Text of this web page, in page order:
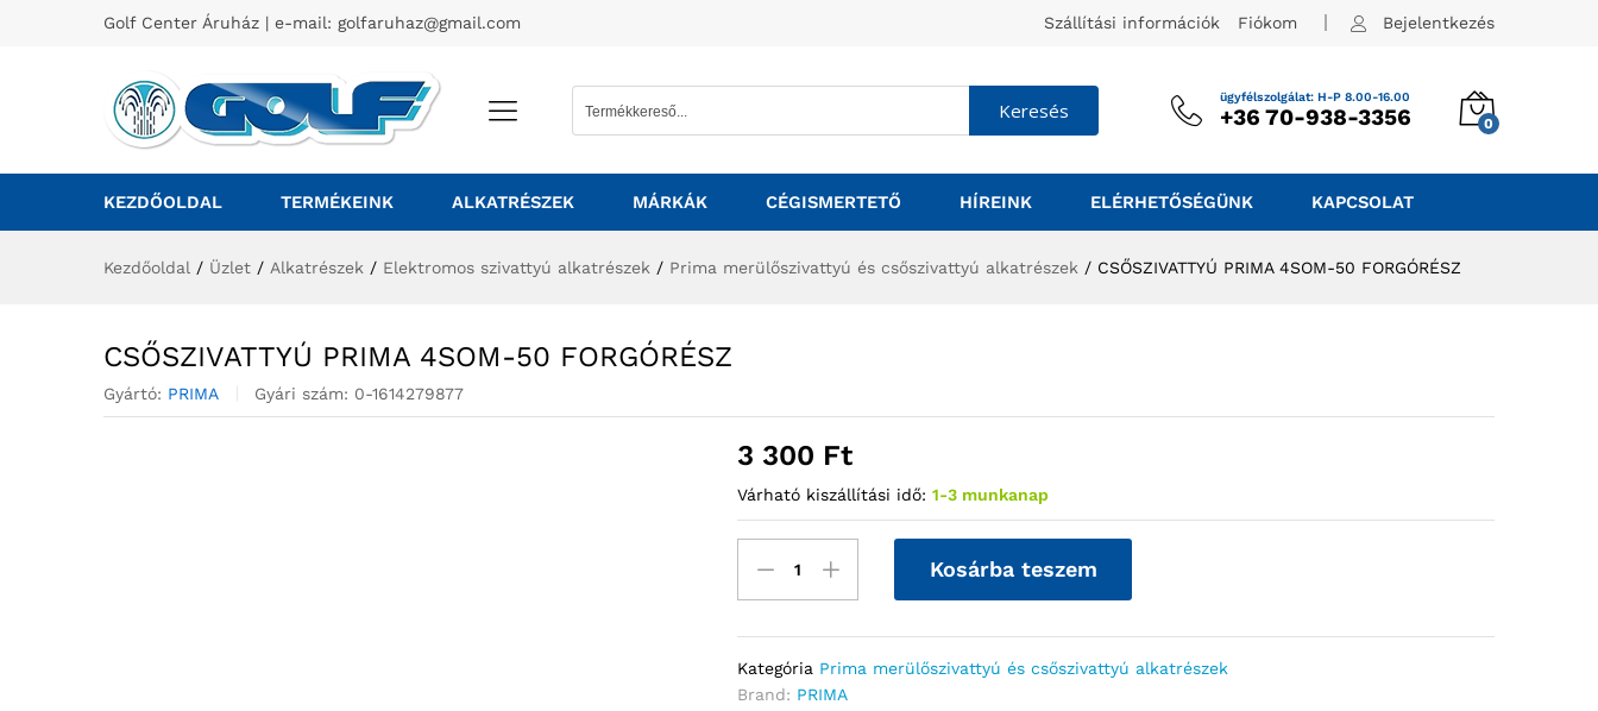
Golf Center Áruház | e-mail: golfaruhaz@gmail.com Szállítási információk Fiókom Bejelentkezés
Keresés
ügyfélszolgálat: H-P 8.00-16.00
+36 70-938-3356 0
KEZDŐOLDAL TERMÉKEINK ALKATRÉSZEK MÁRKÁK CÉGISMERTETŐ HÍREINK ELÉRHETŐSÉGÜNK KAPCSOLAT
Kezdőoldal / Üzlet / Alkatrészek / Elektromos szivattyú alkatrészek / Prima merülőszivattyú és csőszivattyú alkatrészek / CSŐSZIVATTYÚ PRIMA 4SOM-50 FORGÓRÉSZ
CSŐSZIVATTYÚ PRIMA 4SOM-50 FORGÓRÉSZ
Gyártó: PRIMA Gyári szám: 0-1614279877
3 300 Ft
Várható kiszállítási idő: 1-3 munkanap
Kosárba teszem
Kategória Prima merülőszivattyú és csőszivattyú alkatrészek
Brand: PRIMA